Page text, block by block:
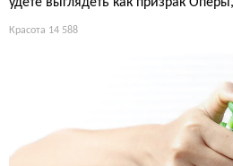
удете выглядеть как призрак Оперы,
Красота 14 588